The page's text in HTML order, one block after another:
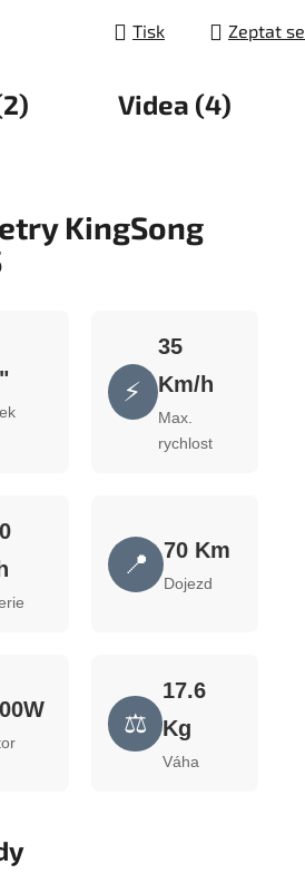
Tisk Zeptat se
Videa (4)
KingSong
⚡
35
Km/h
Max.
rychlost
📍 70 Km
Dojezd
⚖️
17.6
Kg
Váha